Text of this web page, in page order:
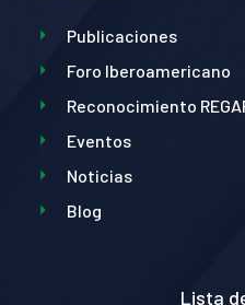
Publicaciones
Foro Iberoamericano
Reconocimiento
Eventos
Noticias
Blog
Lista